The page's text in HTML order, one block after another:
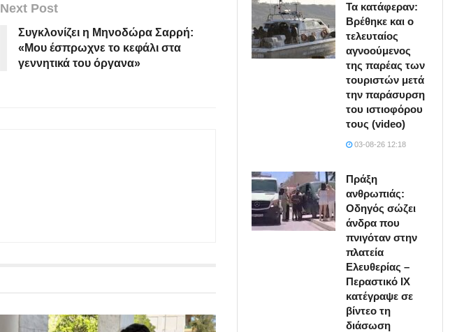
Next Post
Συγκλονίζει η Mηνοδώρα Σαρρή:
«Moυ έσπρωχνε το κεφάλι στα
γεννητικά του όργανα»
Τα κατάφεραν:
Βρέθηκε και ο
τελευταίος
αγνοούμενος
της παρέας των
τουριστών μετά
την παράσυρση
του ιστιοφόρου
τους (video)
03-08-26 12:18
Πράξη
ανθρωπιάς:
Οδηγός σώζει
άνδρα που
πνιγόταν στην
πλατεία
Ελευθερίας –
Περαστικό ΙΧ
κατέγραψε σε
βίντεο τη
διάσωση